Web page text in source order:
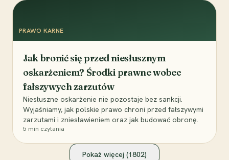
PRAWO KARNE
Jak bronić się przed niesłusznym
oskarżeniem? Środki prawne wobec
fałszywych zarzutów
Niesłuszne oskarżenie nie pozostaje bez sankcji.
Wyjaśniamy, jak polskie prawo chroni przed fałszywymi
zarzutami i zniesławieniem oraz jak budować obronę.
5 min czytania
Pokaż więcej (1802)